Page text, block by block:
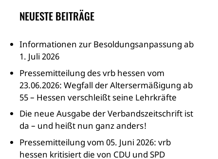
NEUESTE BEITRÄGE
Informationen zur Besoldungsanpassung ab
1. Juli 2026
Pressemitteilung des vrb hessen vom
23.06.2026: Wegfall der Altersermäßigung ab
55 – Hessen verschleißt seine Lehrkräfte
Die neue Ausgabe der Verbandszeitschrift ist
da – und heißt nun ganz anders!
Pressemitteilung vom 05. Juni 2026: vrb
hessen kritisiert die von CDU und SPD